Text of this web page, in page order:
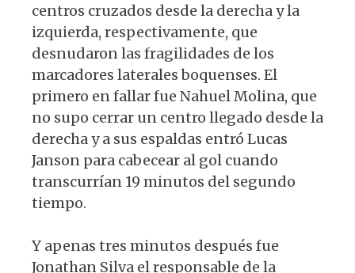
centros cruzados desde la derecha y la
izquierda, respectivamente, que
desnudaron las fragilidades de los
marcadores laterales boquenses. El
primero en fallar fue Nahuel Molina, que
no supo cerrar un centro llegado desde la
derecha y a sus espaldas entró Lucas
Janson para cabecear al gol cuando
transcurrían 19 minutos del segundo
tiempo.
Y apenas tres minutos después fue
Jonathan Silva el responsable de la